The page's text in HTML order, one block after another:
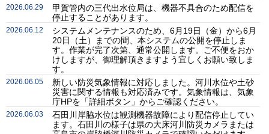
2026.06.29
甲賀管内の三代出水位局は、機器不具合のため配信を
停止することがあります。
2026.06.12
システムメンテナンスのため、6月19日（金）から6月
20日（土）までの間、本システムの公開を停止しま
す。作業が完了次第、通常公開します。ご不便をおか
けしますが、御理解頂きますよう宜しくお願い致しま
す。
2026.06.05
新しい防災気象情報に対応しました。河川水位や土砂
災害に関する情報も対応済みです。気象情報は、気象
庁HPを「詳細ボタン」からご確認ください。
2026.06.03
石田川岸脇水位は観測機器故障により配信停止してい
ます。石田川の様子は県の大床河川防災カメラまたは